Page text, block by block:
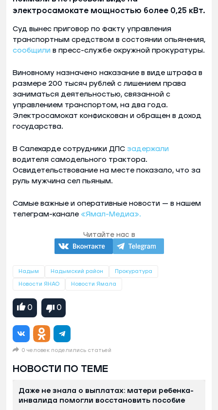
электросамокате мощностью более 0,25 кВт.
Суд вынес приговор по факту управления
транспортным средством в состоянии опьянения,
сообщили в пресс-службе окружной прокуратуры.
Виновному назначено наказание в виде штрафа в
размере 200 тысяч рублей с лишением права
заниматься деятельностью, связанной с
управлением транспортом, на два года.
Электросамокат конфискован и обращен в доход
государства.
В Салехарде сотрудники ДПС задержали
водителя самодельного трактора.
Освидетельствование на месте показало, что за
руль мужчина сел пьяным.
Самые важные и оперативные новости — в нашем
телеграм-канале «Ямал-Медиа».
Читайте нас в
Надым Надымский район Прокуратура
Новости ЯНАО Новости Ямала
0 0
0 человек поделились статьей
НОВОСТИ ПО ТЕМЕ
Даже не знала о выплатах: матери ребенка-
инвалида помогли восстановить пособие